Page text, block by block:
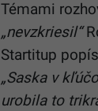
Témami
„nevzkriesil“
Startitup
„Saska v
urobila to